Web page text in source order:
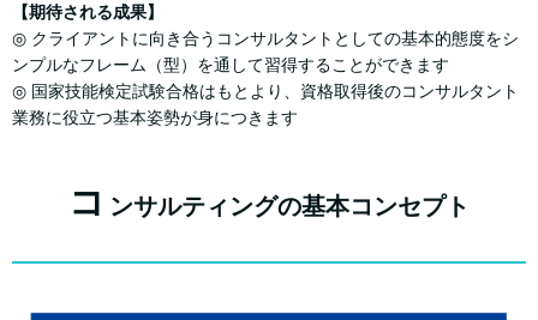
【期待される成果】
◎ クライアントに向き合うコンサルタントとしての基本的態度をシ
ンプルなフレーム（型）を通して習得することができます
◎ 国家技能検定試験合格はもとより、資格取得後のコンサルタント
業務に役⽴つ基本姿勢が⾝につきます
コ ンサルティングの基本コンセプト